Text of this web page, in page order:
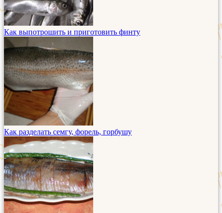
Как выпотрошить и приготовить финту
Как разделать семгу, форель, горбушу